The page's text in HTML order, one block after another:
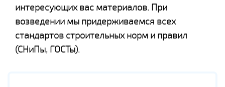
интересующих вас материалов. При
возведении мы придерживаемся всех
стандартов строительных норм и правил
(СНиПы, ГОСТы).